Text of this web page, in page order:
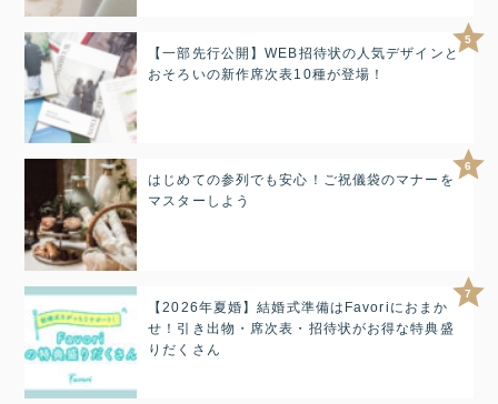
5
【一部先行公開】WEB招待状の人気デザインと
おそろいの新作席次表10種が登場！
6
はじめての参列でも安心！ご祝儀袋のマナーを
マスターしよう
7
【2026年夏婚】結婚式準備はFavoriにおまか
せ！引き出物・席次表・招待状がお得な特典盛
りだくさん